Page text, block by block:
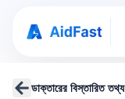
ডাক্তারের বিস্তারিত তথ্য